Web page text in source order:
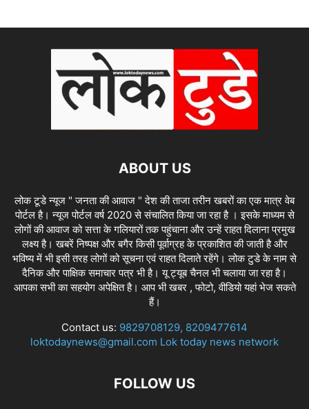
ABOUT US
लोक टूडे न्यूज " जनता की आवाज " देश की ताजा तरीन खबरों का एक मात्र वेब
पोर्टल है। न्यूज पोर्टल वर्ष 2020 से संचालित किया जा रहा है । इसके माध्यम से
लोगों की आवाज को सत्ता के गलियारों तक पहुंचाना और उन्हें राहत दिलाना प्रमुख
लक्ष्य है। खबरें निष्पक्ष और बगैर किसी पूर्वाग्रह के प्रकाशित की जाती है और
भविष्य में भी इसी तरह लोगों को सूचना एवं राहत दिलाते रहेंगे। लोक टुडे के नाम से
दैनिक और पाक्षिक समाचार पत्र भी है। यू ट्यूब चैनल भी चलाया जा रहा है।
आपका सभी का सहयोग अपेक्षित है। आप भी खबर , फोटो, वीडियो यहां भेज सकते
हैं।
Contact us: 9829708129, 8209477614
loktodaynews@gmail.com Lok today news network
FOLLOW US